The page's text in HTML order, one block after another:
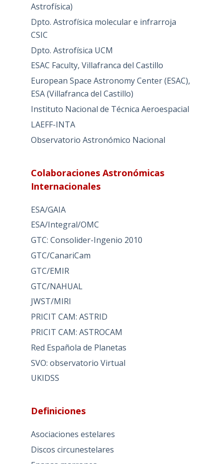
Astrofísica)
Dpto. Astrofísica molecular e infrarroja
CSIC
Dpto. Astrofísica UCM
ESAC Faculty, Villafranca del Castillo
European Space Astronomy Center (ESAC),
ESA (Villafranca del Castillo)
Instituto Nacional de Técnica Aeroespacial
LAEFF-INTA
Observatorio Astronómico Nacional
Colaboraciones Astronómicas
Internacionales
ESA/GAIA
ESA/Integral/OMC
GTC: Consolider-Ingenio 2010
GTC/CanariCam
GTC/EMIR
GTC/NAHUAL
JWST/MIRI
PRICIT CAM: ASTRID
PRICIT CAM: ASTROCAM
Red Española de Planetas
SVO: observatorio Virtual
UKIDSS
Definiciones
Asociaciones estelares
Discos circunestelares